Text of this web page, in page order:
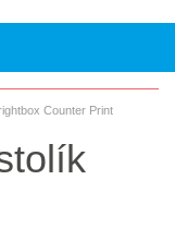
Counter Print